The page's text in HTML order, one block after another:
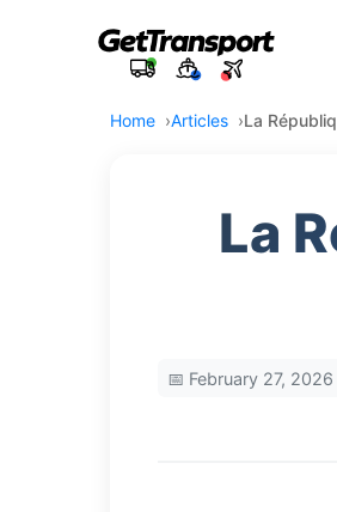
Home Articles La
La
📅 February 27, 2026